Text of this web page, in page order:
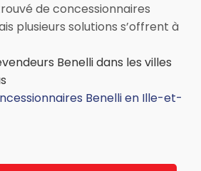
de concessionnaires
plusieurs solutions s’offrent à
Benelli dans les villes
Benelli en Ille-et-